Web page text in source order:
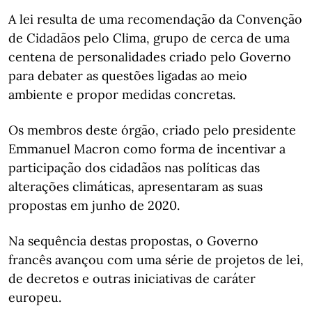
A lei resulta de uma recomendação da Convenção
de Cidadãos pelo Clima, grupo de cerca de uma
centena de personalidades criado pelo Governo
para debater as questões ligadas ao meio
ambiente e propor medidas concretas.
Os membros deste órgão, criado pelo presidente
Emmanuel Macron como forma de incentivar a
participação dos cidadãos nas políticas das
alterações climáticas, apresentaram as suas
propostas em junho de 2020.
Na sequência destas propostas, o Governo
francês avançou com uma série de projetos de lei,
de decretos e outras iniciativas de caráter
europeu.